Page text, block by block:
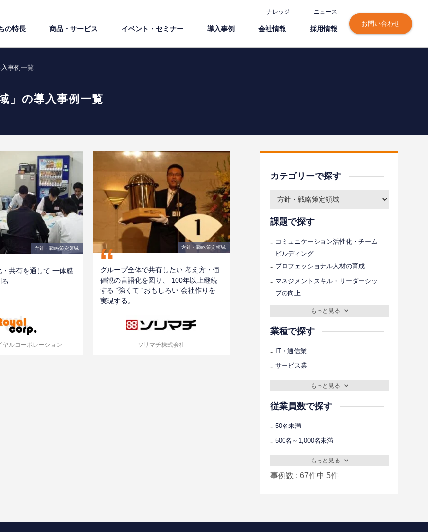
ナレッジ ニュース
の特⻑ 商品・サービス イベント・セミナー 導⼊事例 会社情報 採⽤情報
お問い合わせ
事例一覧
」の導入事例一覧
カテゴリーで探す
課題で探す
- コミュニケーション活性化・チーム
ビルディング
- プロフェッショナル人材の育成
- マネジメントスキル・リーダーシッ
プの向上
もっと見る
業種で探す
- IT・通信業
- サービス業
もっと見る
従業員数で探す
- 50名未満
- 500名～1,000名未満
もっと見る
事例数 : 67件中 5件
方針・戦略策定領域
共有を通して 一体感
る
ヤルコーポレーション
方針・戦略策定領域
“
グループ全体で共有したい 考え方・価
値観の言語化を図り、 100年以上継続
する “強くて”“おもしろい”会社作りを
実現する。
ソリマチ株式会社